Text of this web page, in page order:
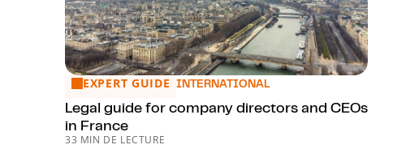
Legal guide for company directors and CEOs in France
EXPERT GUIDE INTERNATIONAL
Legal guide for company directors and CEOs
in France
33 MIN DE LECTURE